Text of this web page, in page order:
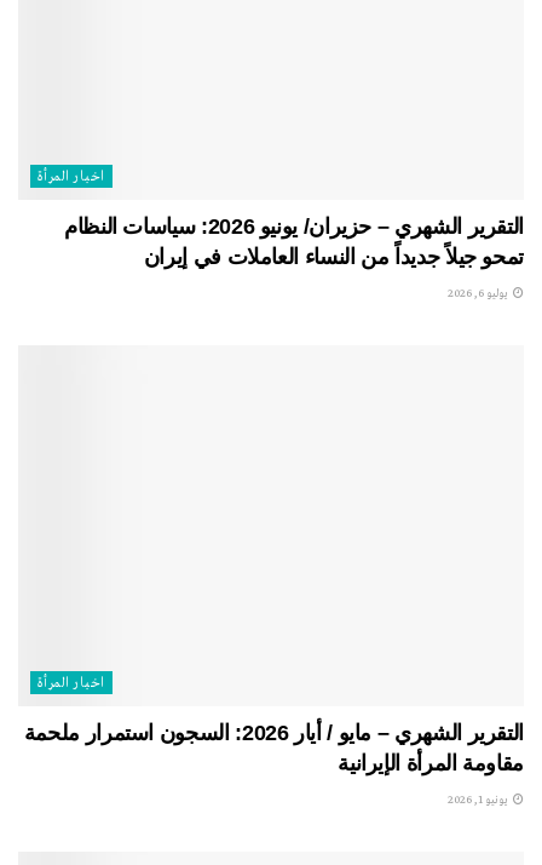
اخبار المرأة
التقرير الشهري – حزيران/ يونيو 2026: سياسات النظام
تمحو جيلاً جديداً من النساء العاملات في إيران
يوليو 6, 2026
اخبار المرأة
التقرير الشهري – مايو / أيار 2026: السجون استمرار ملحمة
مقاومة المرأة الإيرانية
يونيو 1, 2026